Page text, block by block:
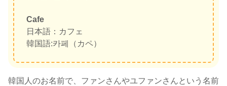
Cafe
日本語：カフェ
韓国語:카페（カペ）
韓国人のお名前で、ファンさんやユファンさんという名前